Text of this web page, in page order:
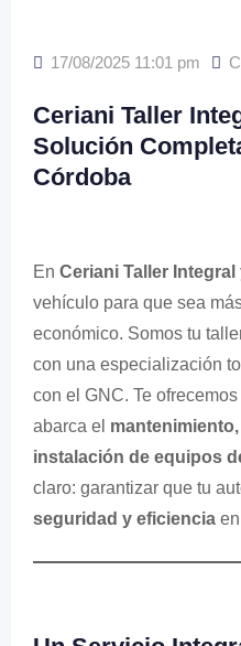
17/08/2025 11:01 pm
Ceriani Taller
Solución
Córdoba
En Ceriani Taller Integral
vehículo para que sea
económico. Somos tu
con una especialización
con el GNC. Te
abarca el
instalación de equipos
claro: garantizar que tu
seguridad y eficiencia